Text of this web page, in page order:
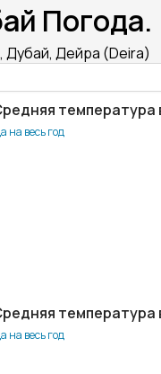
Погода.
Дейра (Deira)
температура
на весь год
температура
на весь год